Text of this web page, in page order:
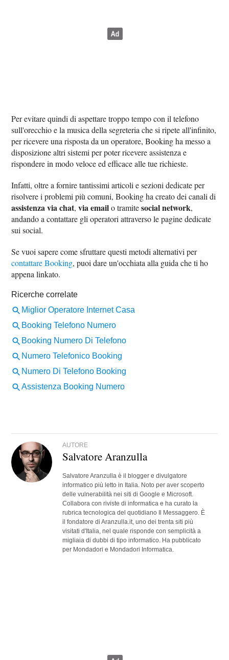
Per evitare quindi di aspettare troppo tempo con il telefono
sull'orecchio e la musica della segreteria che si ripete all'infinito,
per ricevere una risposta da un operatore, Booking ha messo a
disposizione altri sistemi per poter ricevere assistenza e
rispondere in modo veloce ed efficace alle tue richieste.
Infatti, oltre a fornire tantissimi articoli e sezioni dedicate per
risolvere i problemi più comuni, Booking ha creato dei canali di
assistenza via chat,via emailo tramitesocial network,
andando a contattare gli operatori attraverso le pagine dedicate
sui social.
Se vuoi sapere come sfruttare questi metodi alternativi per
contattare Booking, puoi dare un'occhiata alla guida che ti ho
appena linkato.
AUTORE
Salvatore Aranzulla
Salvatore Aranzulla è il blogger e divulgatore
informatico più letto in Italia. Noto per aver scoperto
delle vulnerabilità nei siti di Google e Microsoft.
Collabora con riviste di informatica e ha curato la
rubrica tecnologica del quotidiano Il Messaggero. È
il fondatore di Aranzulla.it, uno dei trenta siti più
visitati d'Italia, nel quale risponde con semplicità a
migliaia di dubbi di tipo informatico. Ha pubblicato
per Mondadori e Mondadori Informatica.